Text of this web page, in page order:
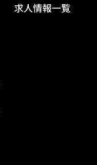
求人情報一覧